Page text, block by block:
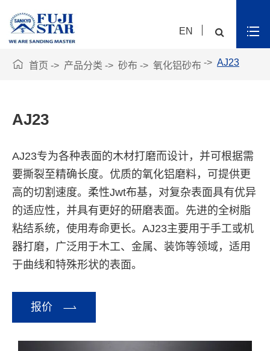
EN
 首页 产品分类 砂布 氧化铝砂布 AJ23
AJ23
AJ23专为各种表面的木材打磨而设计，并可根据需
要撕裂至精确长度。优质的氧化铝磨料，可提供更
高的切割速度。柔性Jwt布基，对复杂表面具有优异
的适应性，并具有更好的研磨表面。先进的全树脂
粘结系统，使用寿命更长。AJ23主要用于手工或机
器打磨，广泛用于木工、金属、装饰等领域，适用
于曲线和特殊形状的表面。
报价 